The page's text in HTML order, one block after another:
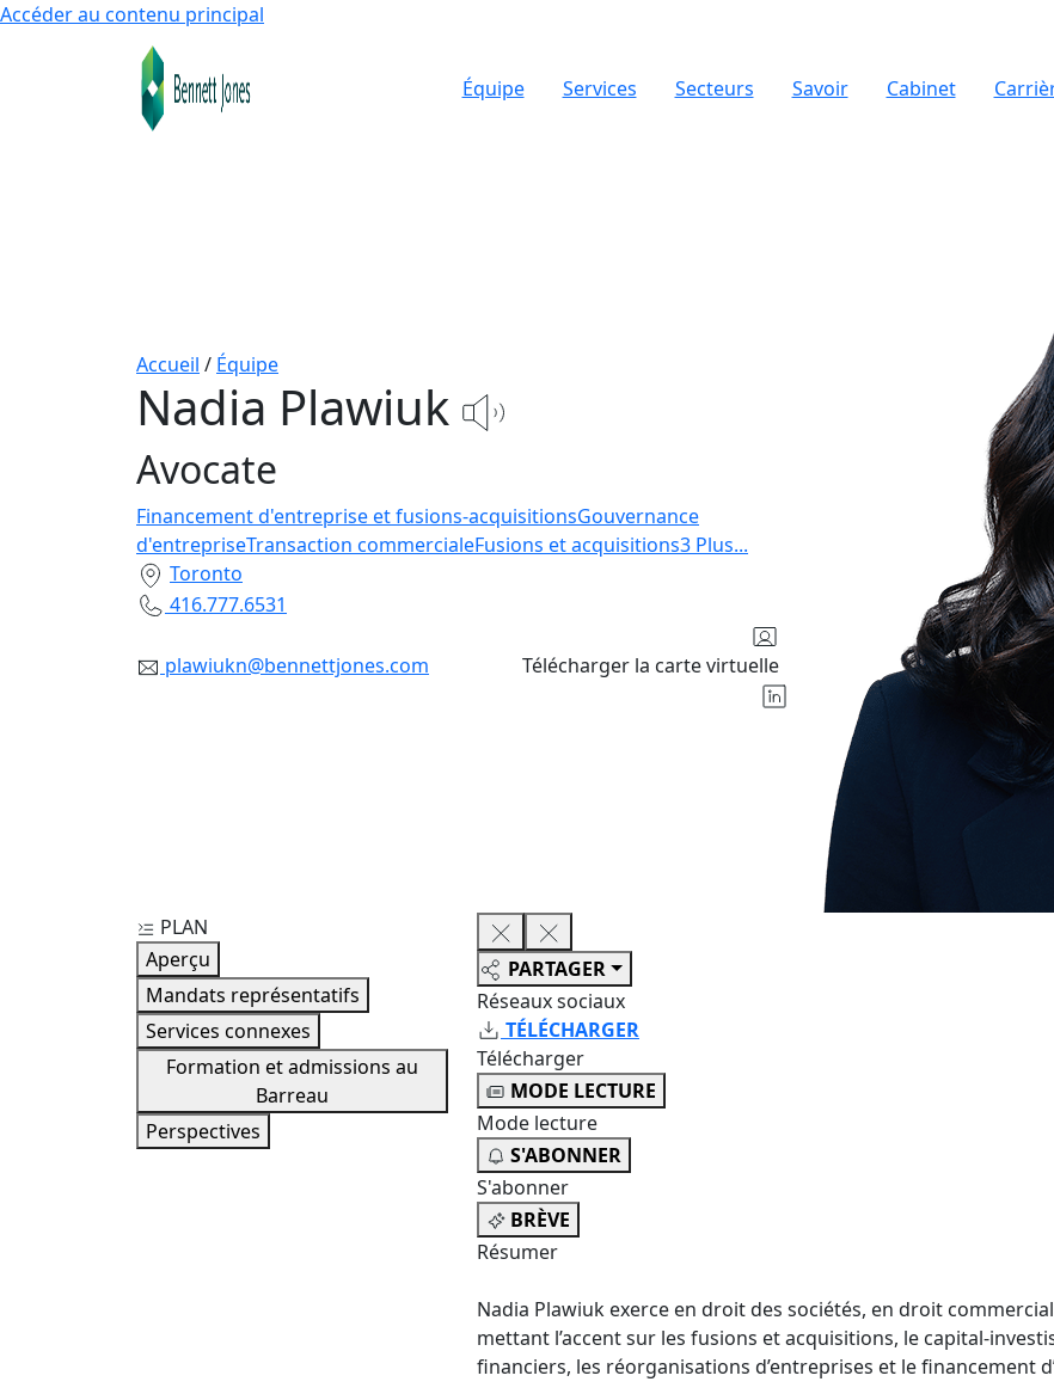
Accéder au contenu principal
Équipe Services Secteurs Savoir Cabinet
Accueil / Équipe
Nadia Plawiuk
Avocate
Financement d'entreprise et fusions-acquisitionsGouvernance
d'entrepriseTransaction commercialeFusions et acquisitions3 Plus...
Toronto
416.777.6531
plawiukn@bennettjones.com Télécharger la carte virtuelle
PLAN
Aperçu
Mandats représentatifs
Services connexes
Formation et admissions au
Barreau
Perspectives
PARTAGER
Réseaux sociaux
TÉLÉCHARGER
Télécharger
MODE LECTURE
Mode lecture
S'ABONNER
S'abonner
BRÈVE
Résumer
Nadia Plawiuk exerce en droit des sociétés, en droit
mettant l’accent sur les fusions et acquisitions, le capital-
financiers, les réorganisations d’entreprises et le financement